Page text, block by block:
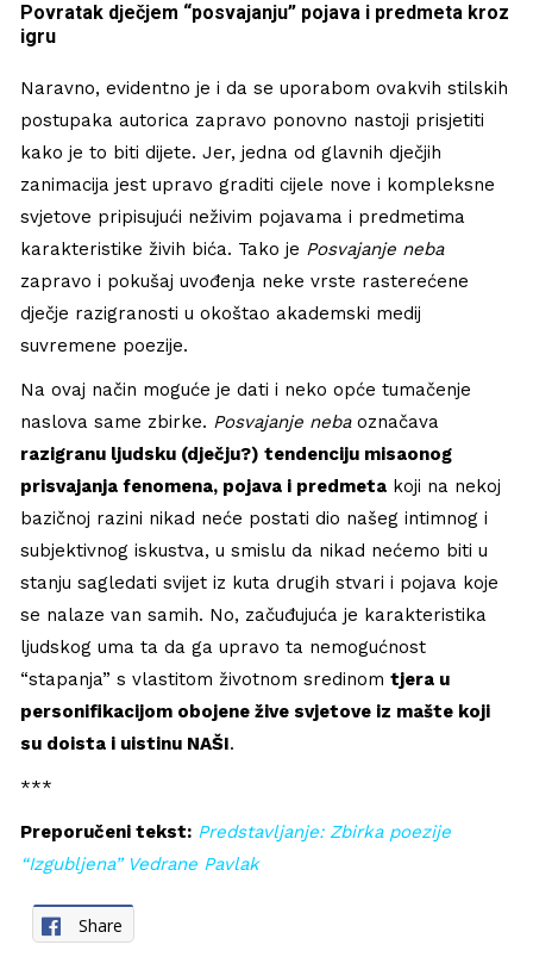
Povratak dječjem “posvajanju” pojava i predmeta kroz
igru
Naravno, evidentno je i da se uporabom ovakvih stilskih
postupaka autorica zapravo ponovno nastoji prisjetiti
kako je to biti dijete. Jer, jedna od glavnih dječjih
zanimacija jest upravo graditi cijele nove i kompleksne
svjetove pripisujući neživim pojavama i predmetima
karakteristike živih bića. Tako je Posvajanje neba
zapravo i pokušaj uvođenja neke vrste rasterećene
dječje razigranosti u okoštao akademski medij
suvremene poezije.
Na ovaj način moguće je dati i neko opće tumačenje
naslova same zbirke. Posvajanje nebaoznačava
razigranu ljudsku (dječju?) tendenciju misaonog
prisvajanja fenomena, pojava i predmeta koji na nekoj
bazičnoj razini nikad neće postati dio našeg intimnog i
subjektivnog iskustva, u smislu da nikad nećemo biti u
stanju sagledati svijet iz kuta drugih stvari i pojava koje
se nalaze van samih. No, začuđujuća je karakteristika
ljudskog uma ta da ga upravo ta nemogućnost
“stapanja” s vlastitom životnom sredinomtjera u
personifikacijom obojene žive svjetove iz mašte koji
su doista i uistinu NAŠI.
***
Preporučeni tekst: Predstavljanje: Zbirka poezije
“Izgubljena” Vedrane Pavlak
Share